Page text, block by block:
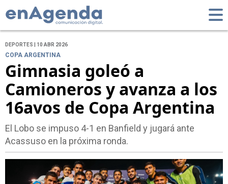
DEPORTES | 10 ABR 2026
COPA ARGENTINA
Gimnasia goleó a
Camioneros y avanza a los
16avos de Copa Argentina
El Lobo se impuso 4-1 en Banfield y jugará ante
Acassuso en la próxima ronda.